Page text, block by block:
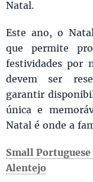
Natal.
Este ano, o
que permite
festividades por
devem ser
garantir
única e
Natal é onde a
Small
Alentejo